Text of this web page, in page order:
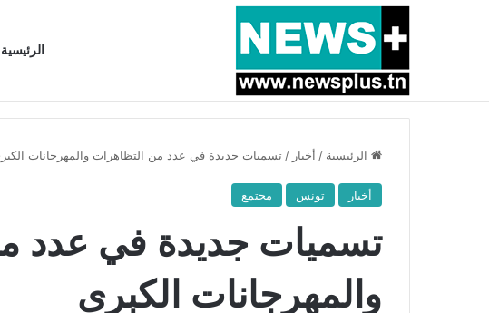
الرئيسية
أخبار عاجلة بسبب المرزوقي وبتكليف من سعيّد: الخارجية تستدعي السفيرة
الرئيسية / أخبار / تسميات جديدة في عدد من التظاهرات والمهرجانات
أخبار تونس مجتمع
تسميات جديدة في عدد
والمهرجانات الكبرى